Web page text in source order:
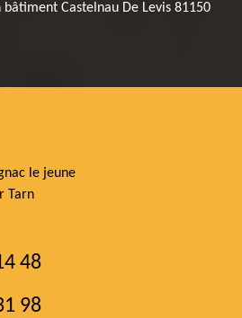
Castelnau De Levis 81150
le jeune
Tarn
48
98